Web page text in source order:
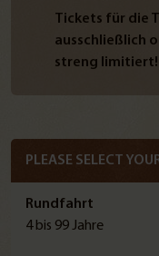
Tickets für die
ausschließlich
streng limitiert!
PLEASE SELECT
Rundfahrt
4 bis 99 Jahre